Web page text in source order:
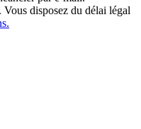
disposez du délai légal